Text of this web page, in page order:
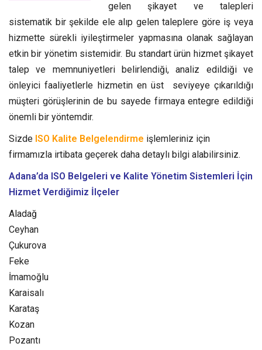
gelen şikayet ve talepleri
sistematik bir şekilde ele alıp gelen taleplere göre iş veya
hizmette sürekli iyileştirmeler yapmasına olanak sağlayan
etkin bir yönetim sistemidir. Bu standart ürün hizmet şikayet
talep ve memnuniyetleri belirlendiği, analiz edildiği ve
önleyici faaliyetlerle hizmetin en üst seviyeye çıkarıldığı
müşteri görüşlerinin de bu sayede firmaya entegre edildiği
önemli bir yöntemdir.
Sizde ISO Kalite Belgelendirme işlemleriniz için
firmamızla irtibata geçerek daha detaylı bilgi alabilirsiniz.
Adana’da ISO Belgeleri ve Kalite Yönetim Sistemleri İçin
Hizmet Verdiğimiz İlçeler
Aladağ
Ceyhan
Çukurova
Feke
İmamoğlu
Karaisalı
Karataş
Kozan‎
Pozantı‎